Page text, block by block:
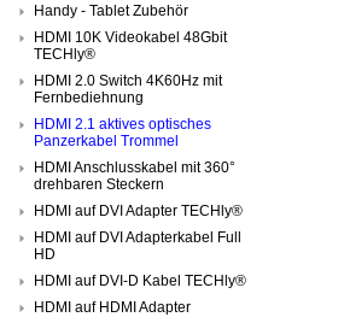
Handy - Tablet Zubehör
HDMI 10K Videokabel 48Gbit
TECHly®
HDMI 2.0 Switch 4K60Hz mit
Fernbediehnung
HDMI 2.1 aktives optisches
Panzerkabel Trommel
HDMI Anschlusskabel mit 360°
drehbaren Steckern
HDMI auf DVI Adapter TECHly®
HDMI auf DVI Adapterkabel Full
HD
HDMI auf DVI-D Kabel TECHly®
HDMI auf HDMI Adapter